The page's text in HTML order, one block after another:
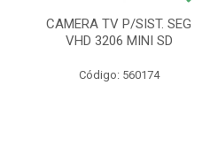
CAMERA TV P/SIST. SEG
VHD 3206 MINI SD
Código: 560174